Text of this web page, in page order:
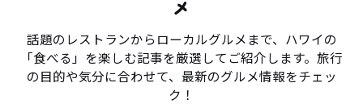
メ
話題のレストランからローカルグルメまで、ハワイの
「食べる」を楽しむ記事を厳選してご紹介します。旅行
の目的や気分に合わせて、最新のグルメ情報をチェッ
ク！